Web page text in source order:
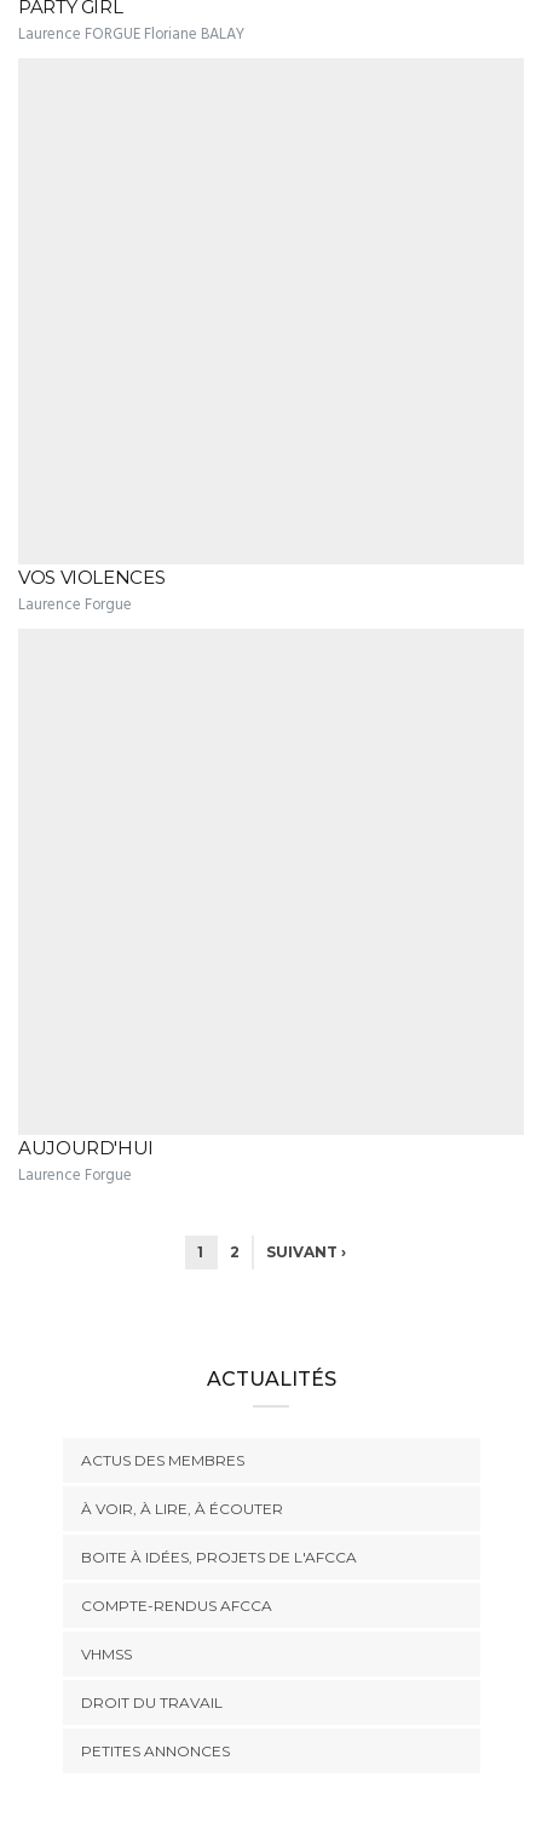
PARTY GIRL
Laurence FORGUE Floriane BALAY
VOS VIOLENCES
Laurence Forgue
AUJOURD'HUI
Laurence Forgue
1 2 SUIVANT ›
ACTUALITÉS
ACTUS DES MEMBRES
À VOIR, À LIRE, À ÉCOUTER
BOITE À IDÉES, PROJETS DE L'AFCCA
COMPTE-RENDUS AFCCA
VHMSS
DROIT DU TRAVAIL
PETITES ANNONCES